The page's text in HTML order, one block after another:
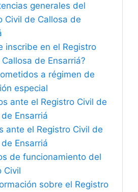
generales del
Civil de Callosa de
inscribe en el Registro
de Ensarriá?
a régimen de
especial
ante el Registro Civil de
Ensarriá
ante el Registro Civil de
Ensarriá
de funcionamiento del
Civil
sobre el Registro